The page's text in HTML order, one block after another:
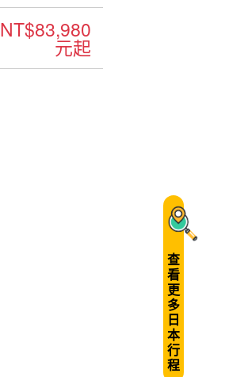
NT$83,980
元起
查
看
更
多
日
本
行
程